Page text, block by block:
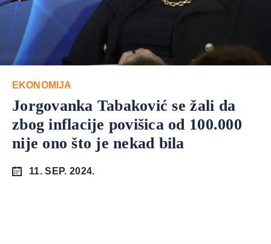
EKONOMIJA
Jorgovanka Tabaković se žali da
zbog inflacije povišica od 100.000
nije ono što je nekad bila
11. SEP. 2024.